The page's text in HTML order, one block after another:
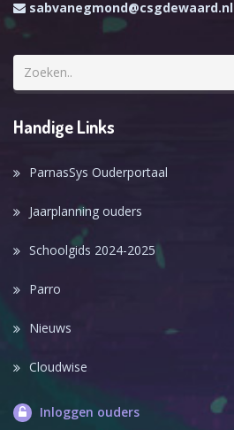
sabvanegmond@csgdewaard.nl
Handige Links
ParnasSys Ouderportaal
Jaarplanning ouders
Schoolgids 2024-2025
Parro
Nieuws
Cloudwise
Inloggen ouders